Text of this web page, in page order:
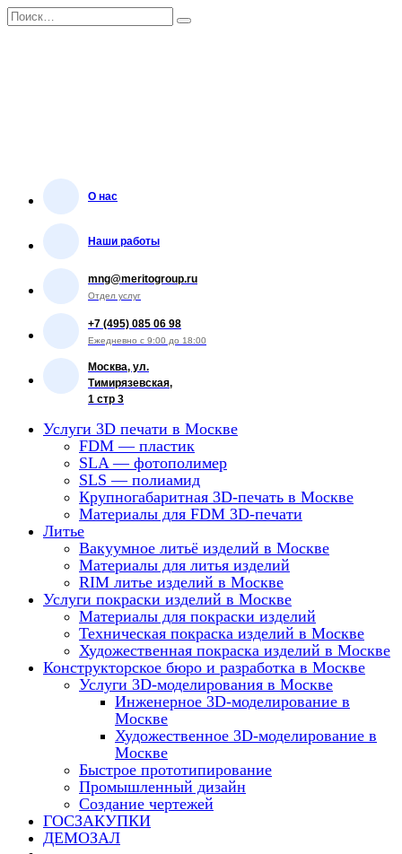
Перейти
к
Search
for:
О нас
Наши работы
mng@meritogroup.ru
Отдел услуг
+7 (495) 085 06 98
Ежедневно с 9:00 до 18:00
Москва, ул.
Тимирязевская,
1 стр 3
Услуги 3D печати в Москве
FDM — пластик
SLA — фотополимер
SLS — полиамид
Крупногабаритная 3D-печать в Москве
Материалы для FDM 3D-печати
Литье
Вакуумное литьё изделий в Москве
Материалы для литья изделий
RIM литье изделий в Москве
Услуги покраски изделий в Москве
Материалы для покраски изделий
Техническая покраска изделий в Москве
Художественная покраска изделий в Москве
Конструкторское бюро и разработка в Москве
Услуги 3D-моделирования в Москве
Инженерное 3D-моделирование в
Москве
Художественное 3D-моделирование в
Москве
Быстрое прототипирование
Промышленный дизайн
Создание чертежей
ГОСЗАКУПКИ
ДЕМОЗАЛ